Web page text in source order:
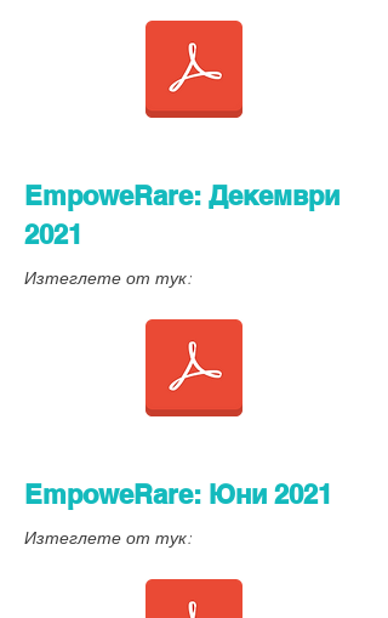
EmpoweRare: Декември
2021
Изтеглете от тук:
EmpoweRare: Юни 2021
Изтеглете от тук: